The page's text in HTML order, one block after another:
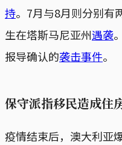
持。7月与8月则分别有
生在塔斯马尼亚州遇袭
报导确认的袭击事件。
保守派指移民造成住
疫情结束后，澳大利亚